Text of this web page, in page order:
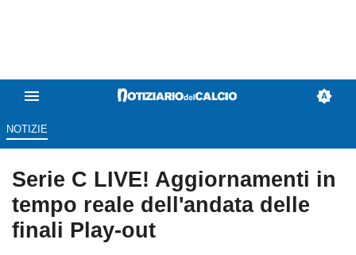
NOTIZIE
Serie C LIVE! Aggiornamenti in
tempo reale dell'andata delle
finali Play-out